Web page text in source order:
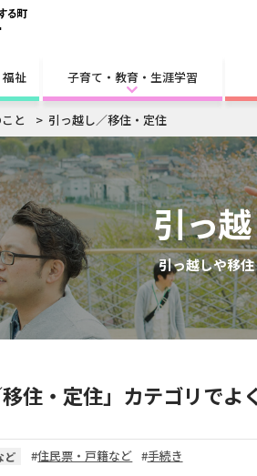
祉 子育て・教育・生涯学習
と 引っ越し／移住・定住
引っ
引っ越しや移
移住・定住」カテゴリでよ
ど 住民票・戸籍など 手続き